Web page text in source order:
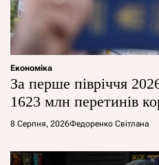
Економіка
За перше півріччя
1623 млн перетинів
8 Серпня, 2026Федоренко Світлана